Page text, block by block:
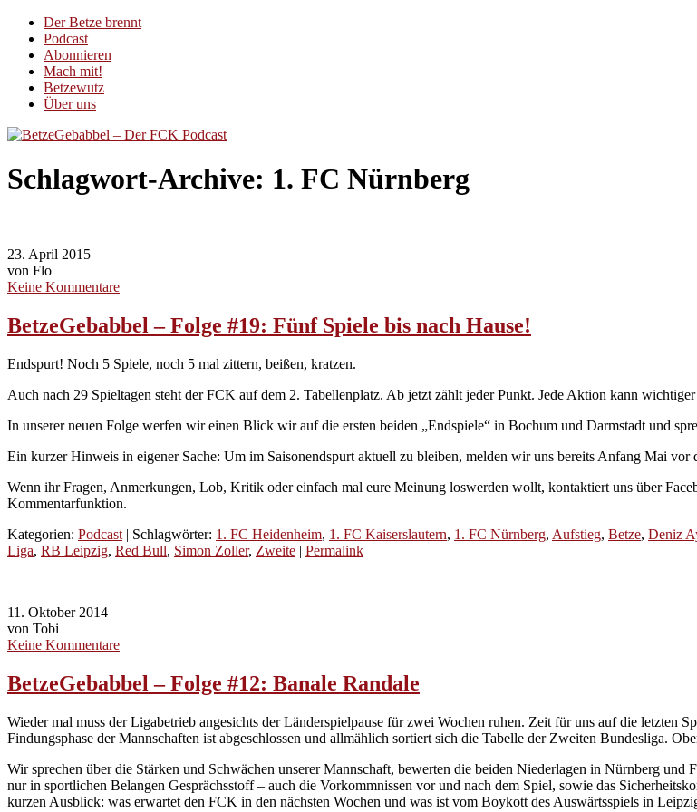
Der Betze brennt
Podcast
Abonnieren
Mach mit!
Betzewutz
Über uns
Schlagwort-Archive: 1. FC Nürnberg
23. April 2015
von Flo
Keine Kommentare
BetzeGebabbel – Folge #19: Fünf Spiele bis nach Hause!
Endspurt! Noch 5 Spiele, noch 5 mal zittern, beißen, kratzen.
Auch nach 29 Spieltagen steht der FCK auf dem 2. Tabellenplatz. Ab jetzt zählt jeder Punkt. Jede Aktion kann wichtiger
In unserer neuen Folge werfen wir einen Blick wir auf die ersten beiden „Endspiele“ in Bochum und Darmstadt und
Ein kurzer Hinweis in eigener Sache: Um im Saisonendspurt aktuell zu bleiben, melden wir uns bereits Anfang Mai vor
Wenn ihr Fragen, Anmerkungen, Lob, Kritik oder einfach mal eure Meinung loswerden wollt, kontaktiert uns über
Kommentarfunktion.
Kategorien: Podcast | Schlagwörter: 1. FC Heidenheim, 1. FC Kaiserslautern, 1. FC Nürnberg, Aufstieg, Betze, Deniz
Liga, RB Leipzig, Red Bull, Simon Zoller, Zweite | Permalink
11. Oktober 2014
von Tobi
Keine Kommentare
BetzeGebabbel – Folge #12: Banale Randale
Wieder mal muss der Ligabetrieb angesichts der Länderspielpause für zwei Wochen ruhen. Zeit für uns auf die letzten
Findungsphase der Mannschaften ist abgeschlossen und allmählich sortiert sich die Tabelle der Zweiten Bundesliga.
Wir sprechen über die Stärken und Schwächen unserer Mannschaft, bewerten die beiden Niederlagen in Nürnberg
nur in sportlichen Belangen Gesprächsstoff – auch die Vorkommnissen vor und nach dem Spiel, sowie das
kurzen Ausblick: was erwartet den FCK in den nächsten Wochen und was ist vom Boykott des Auswärtsspiels in